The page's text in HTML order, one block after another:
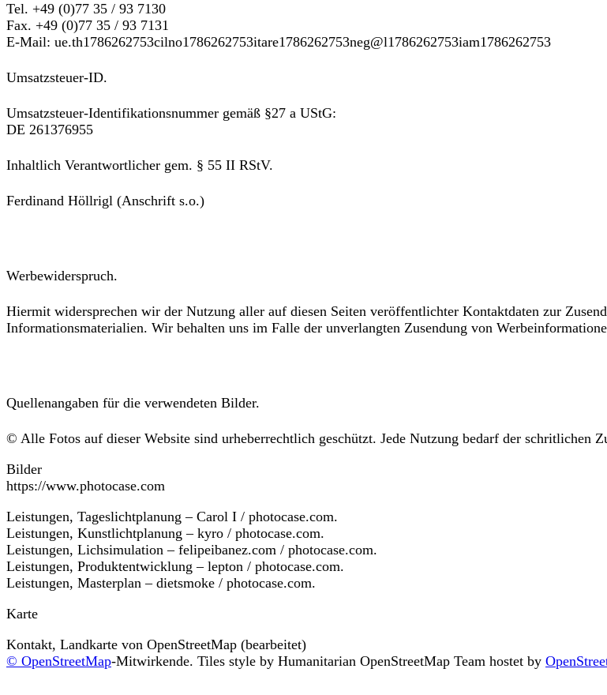
Tel. +49 (0)77 35 / 93 7130
Fax. +49 (0)77 35 / 93 7131
E-Mail: ue.th1786262753cilno1786262753itare1786262753neg@l1786262753iam1786262753
Umsatzsteuer-ID.
Umsatzsteuer-Identifikationsnummer gemäß §27 a UStG:
DE 261376955
Inhaltlich Verantwortlicher gem. § 55 II RStV.
Ferdinand Höllrigl (Anschrift s.o.)
Werbewiderspruch.
Hiermit widersprechen wir der Nutzung aller auf diesen Seiten veröffentlichter Kontaktdaten zur
Informationsmaterialien. Wir behalten uns im Falle der unverlangten Zusendung von
Quellenangaben für die verwendeten Bilder.
© Alle Fotos auf dieser Website sind urheberrechtlich geschützt. Jede Nutzung bedarf der schritlichen
Bilder
https://www.photocase.com
Leistungen, Tageslichtplanung – Carol I / photocase.com.
Leistungen, Kunstlichtplanung – kyro / photocase.com.
Leistungen, Lichsimulation – felipeibanez.com / photocase.com.
Leistungen, Produktentwicklung – lepton / photocase.com.
Leistungen, Masterplan – dietsmoke / photocase.com.
Karte
Kontakt, Landkarte von OpenStreetMap (bearbeitet)
© OpenStreetMap-Mitwirkende. Tiles style by Humanitarian OpenStreetMap Team hostet by